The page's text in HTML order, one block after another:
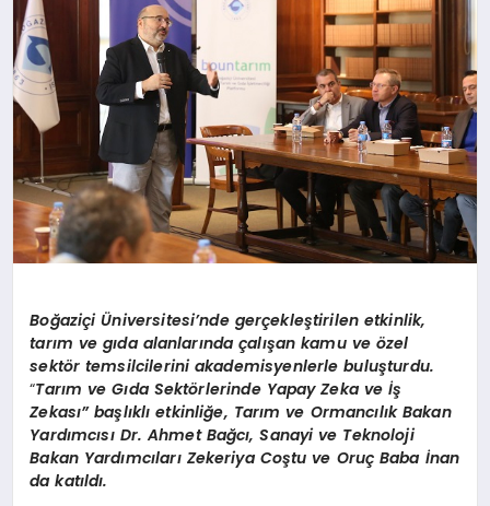
BoğaziçiÜniversitesi’nde gerçekleştirilen etkinlik,
tarım ve gıda alanlarında çalışan kamu ve özel
sektör temsilcilerini akademisyenlerle buluşturdu.
“Tarım ve Gıda Sektörlerinde Yapay Zeka ve İş
Zekası” başlıklı etkinliğe, Tarım ve Ormancılık Bakan
Yardımcısı Dr. Ahmet Bağcı, Sanayi ve Teknoloji
Bakan Yardımcıları Zekeriya Coştu ve Oruç Baba İnan
da katıldı.